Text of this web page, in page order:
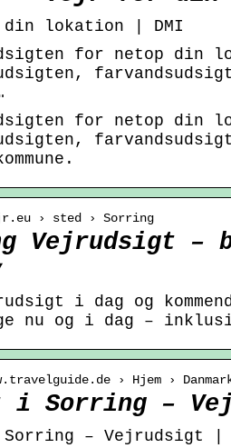
lokation | DMI
for netop din
for netop din
› sted › Sorring
Vejrudsigt
i dag og
nu og i dag –
› Hjem ›
Sorring –
– Vejrudsigt |